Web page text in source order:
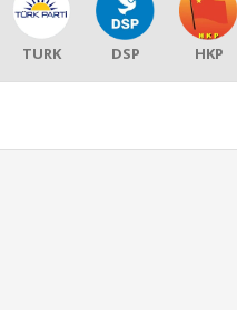
TURK DSP HKP